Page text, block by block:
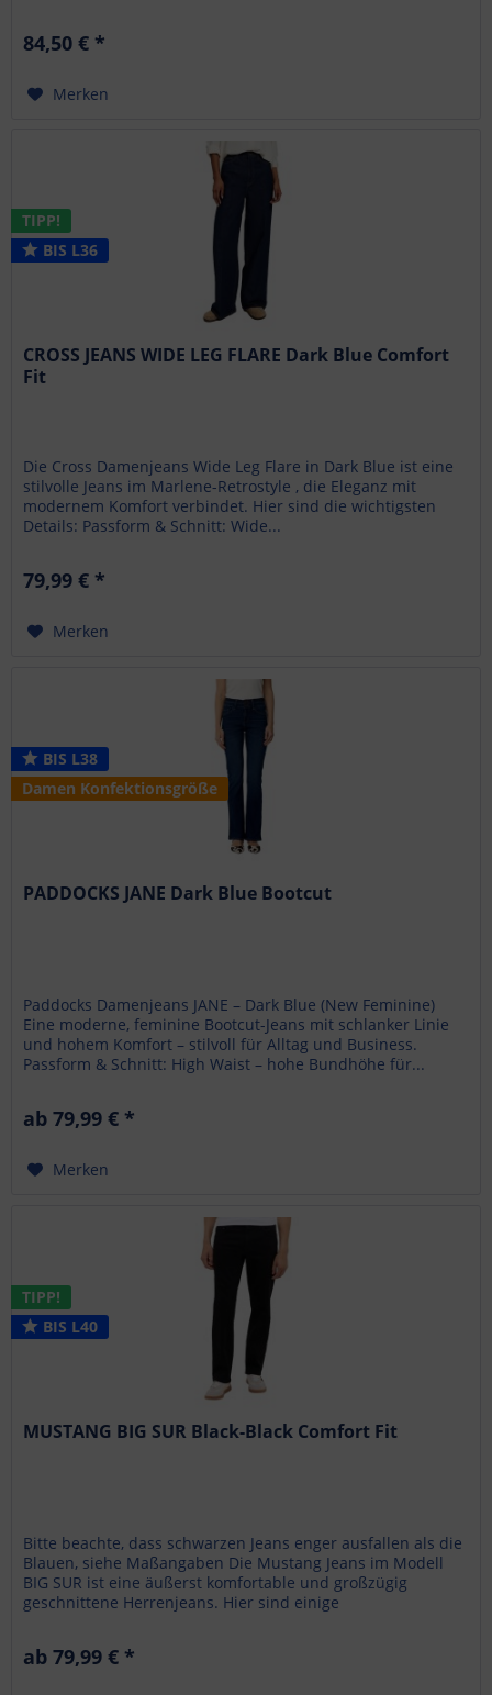
84,50 € *
Merken
TIPP!
BIS L36
CROSS JEANS WIDE LEG FLARE Dark Blue Comfort
Fit
Die Cross Damenjeans Wide Leg Flare in Dark Blue ist eine
stilvolle Jeans im Marlene-Retrostyle , die Eleganz mit
modernem Komfort verbindet. Hier sind die wichtigsten
Details: Passform & Schnitt: Wide...
79,99 € *
Merken
BIS L38
Damen Konfektionsgröße
PADDOCKS JANE Dark Blue Bootcut
Paddocks Damenjeans JANE – Dark Blue (New Feminine)
Eine moderne, feminine Bootcut-Jeans mit schlanker Linie
und hohem Komfort – stilvoll für Alltag und Business.
Passform & Schnitt: High Waist – hohe Bundhöhe für...
ab 79,99 € *
Merken
TIPP!
BIS L40
MUSTANG BIG SUR Black-Black Comfort Fit
Bitte beachte, dass schwarzen Jeans enger ausfallen als die
Blauen, siehe Maßangaben Die Mustang Jeans im Modell
BIG SUR ist eine äußerst komfortable und großzügig
geschnittene Herrenjeans. Hier sind einige
ab 79,99 € *